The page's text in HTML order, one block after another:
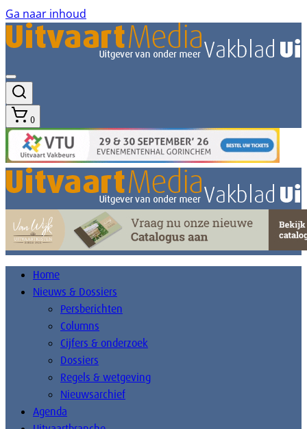
Ga naar inhoud
0
Home
Nieuws & Dossiers
Persberichten
Columns
Cijfers & onderzoek
Dossiers
Regels & wetgeving
Nieuwsarchief
Agenda